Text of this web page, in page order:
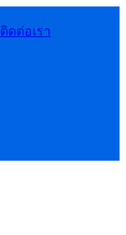
ติดต่อเรา